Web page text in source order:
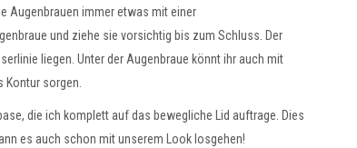
Augenbrauen immer etwas mit einer
und ziehe sie vorsichtig bis zum Schluss. Der
liegen. Unter der Augenbraue könnt ihr auch mit
Kontur sorgen.
die ich komplett auf das bewegliche Lid auftrage. Dies
es auch schon mit unserem Look losgehen!